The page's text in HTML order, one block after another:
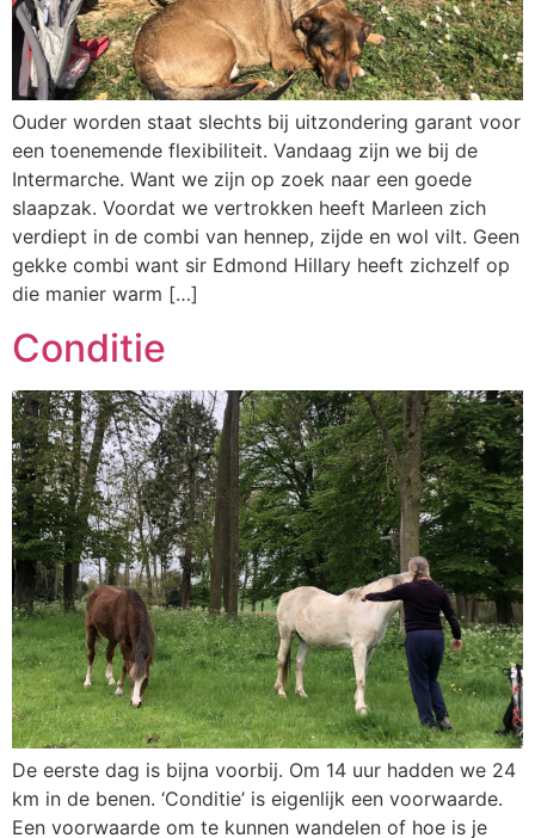
Ouder worden staat slechts bij uitzondering garant voor
een toenemende flexibiliteit. Vandaag zijn we bij de
Intermarche. Want we zijn op zoek naar een goede
slaapzak. Voordat we vertrokken heeft Marleen zich
verdiept in de combi van hennep, zijde en wol vilt. Geen
gekke combi want sir Edmond Hillary heeft zichzelf op
die manier warm […]
Conditie
De eerste dag is bijna voorbij. Om 14 uur hadden we 24
km in de benen. ‘Conditie’ is eigenlijk een voorwaarde.
Een voorwaarde om te kunnen wandelen of hoe is je